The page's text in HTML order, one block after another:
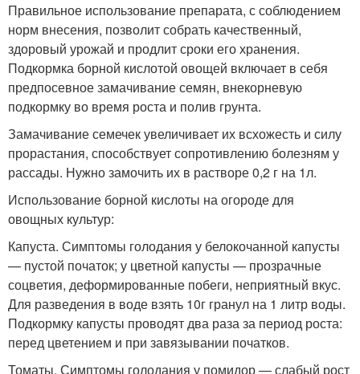
Правильное использование препарата, с соблюдением
норм внесения, позволит собрать качественный,
здоровый урожай и продлит сроки его хранения.
Подкормка борной кислотой овощей включает в себя
предпосевное замачивание семян, внекорневую
подкормку во время роста и полив грунта.
Замачивание семечек увеличивает их всхожесть и силу
прорастания, способствует сопротивлению болезням у
рассады. Нужно замочить их в растворе 0,2 г на 1л.
Использование борной кислоты на огороде для
овощных культур:
Капуста. Симптомы голодания у белокочанной капусты
— пустой початок; у цветной капусты — прозрачные
соцветия, деформированные побеги, неприятный вкус.
Для разведения в воде взять 10г гранул на 1 литр воды.
Подкормку капусты проводят два раза за период роста:
перед цветением и при завязывании початков.
Томаты. Симптомы голодания у помидор — слабый рост